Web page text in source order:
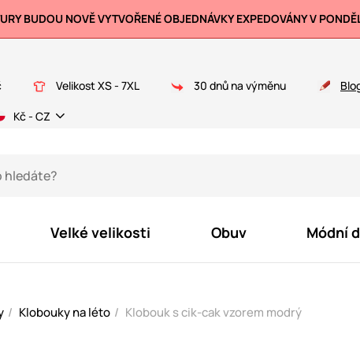
BUDOU NOVĚ VYTVOŘENÉ OBJEDNÁVKY EXPEDOVÁNY V
Velikost XS - 7XL 30 dnů na výměnu
Kč - CZ
Velké velikosti Obuv Módní
Klobouky na léto Klobouk s cik-cak vzorem modrý